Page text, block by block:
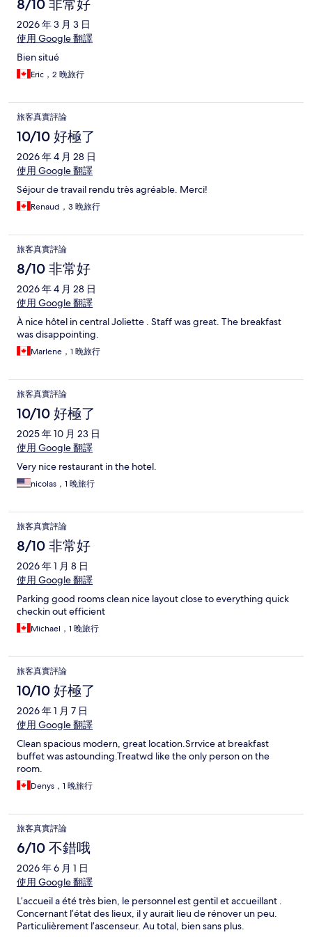
8/10 非常好
2026 年 3 月 3 日
使用 Google 翻譯
Bien situé
Eric，2 晚旅行
旅客真實評論
10/10 好極了
2026 年 4 月 28 日
使用 Google 翻譯
Séjour de travail rendu très agréable. Merci!
Renaud，3 晚旅行
旅客真實評論
8/10 非常好
2026 年 4 月 28 日
使用 Google 翻譯
À nice hôtel in central Joliette . Staff was great. The breakfast
was disappointing.
Marlene，1 晚旅行
旅客真實評論
10/10 好極了
2025 年 10 月 23 日
使用 Google 翻譯
Very nice restaurant in the hotel.
nicolas，1 晚旅行
旅客真實評論
8/10 非常好
2026 年 1 月 8 日
使用 Google 翻譯
Parking good rooms clean nice layout close to everything quick
checkin out efficient
Michael，1 晚旅行
旅客真實評論
10/10 好極了
2026 年 1 月 7 日
使用 Google 翻譯
Clean spacious modern, great location.Srrvice at breakfast
buffet was astounding.Treatwd like the only person on the
room.
Denys，1 晚旅行
旅客真實評論
6/10 不錯哦
2026 年 6 月 1 日
使用 Google 翻譯
L’accueil a été très bien, le personnel est gentil et accueillant .
Concernant l’état des lieux, il y aurait lieu de rénover un peu.
Particulièrement l’ascenseur. Au total, bien sans plus.